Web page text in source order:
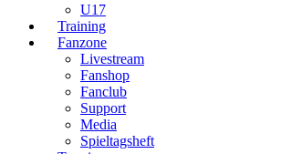
U17
Training
Fanzone
Livestream
Fanshop
Fanclub
Support
Media
Spieltagsheft